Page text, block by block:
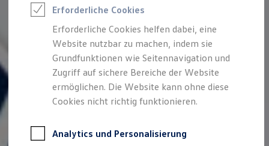
Wir bei Volkswagen
Onboarding und Einarbeitung
Unternehmensbereiche
Standorte
Verhaltensgrundsätze
Karriere Magazin
Talentpool
Deine Bewerbung
Onlinebewerbung: So geht's
Bewerbungstipps
Erforderliche Cookies
Erforderliche Cookies helfen dabei, eine
Website nutzbar zu machen, indem sie
Grundfunktionen wie Seitennavigation und
Zugriff auf sichere Bereiche der Website
ermöglichen. Die Website kann ohne diese
Cookies nicht richtig funktionieren.
Analytics und Personalisierung